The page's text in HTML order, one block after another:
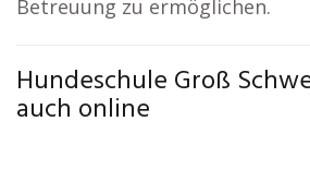
Betreuung zu ermöglichen.
Hundeschule Groß
auch online